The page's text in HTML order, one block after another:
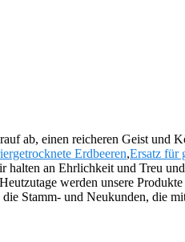
ab, einen reicheren Geist und
Erdbeeren,Ersatz für
an Ehrlichkeit und Treu
werden unsere
Stamm- und Neukunden, die